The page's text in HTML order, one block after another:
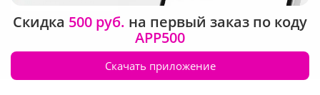
Скидка 500 руб. на первый заказ по коду
APP500
Скачать приложение